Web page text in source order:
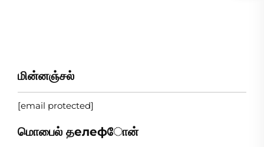
மின்னஞ்சல்
[email protected]
மொபைல் தелефோன்